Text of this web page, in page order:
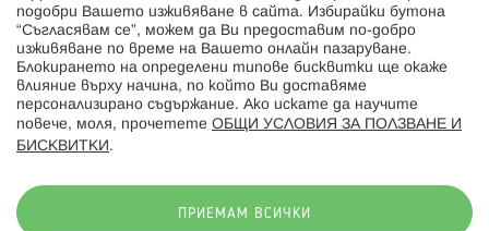
Последвайте ни:
подобри Вашето изживяване в сайта. Избирайки бутона
“Съгласявам се”, можем да Ви предоставим по-добро
изживяване по време на Вашето онлайн пазаруване.
Блокирането на определени типове бисквитки ще окаже
влияние върху начина, по който Ви доставяме
персонализирано съдържание. Ако искате да научите
повече, моля, прочетете ОБЩИ УСЛОВИЯ ЗА ПОЛЗВАНЕ И
БИСКВИТКИ .
ПРИЕМАМ ВСИЧКИ